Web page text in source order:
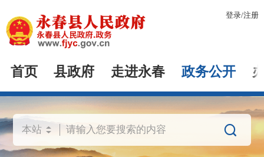
登录/注册
首页 县政府 走进永春 政务公开
